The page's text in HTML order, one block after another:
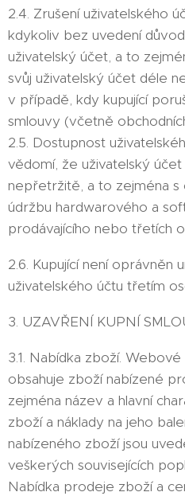
2.4. Zrušení uživatelského
kdykoliv bez uvedení
uživatelský účet, a to
svůj uživatelský účet déle
v případě, kdy kupující
smlouvy (včetně
2.5. Dostupnost
vědomí, že uživatelský
nepřetržitě, a to zejména s
údržbu hardwarového a
prodávajícího nebo třetích
2.6. Kupující není oprávněn
uživatelského účtu třetím
3. UZAVŘENÍ KUPNÍ
3.1. Nabídka zboží.
obsahuje zboží nabízené
zejména název a hlavní
zboží a náklady na jeho
nabízeného zboží jsou
veškerých souvisejících
Nabídka prodeje zboží a